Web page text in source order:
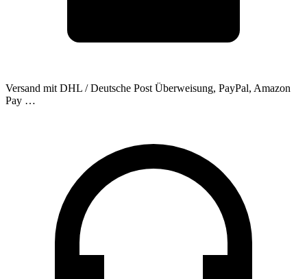
Versand mit DHL / Deutsche Post Überweisung, PayPal, Amazon
Pay …